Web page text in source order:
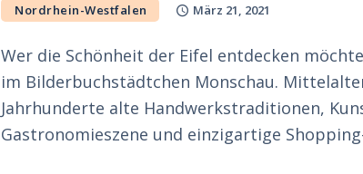
Nordrhein-Westfalen März 21, 2021
Wer die Schönheit der Eifel entdecken
im Bilderbuchstädtchen Monschau.
Jahrhunderte alte Handwerkstraditionen,
Gastronomieszene und einzigartige